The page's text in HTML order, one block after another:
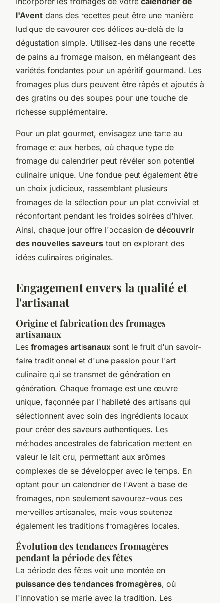
l'Avent dans des recettes peut être une manière
ludique de savourer ces délices au-delà de la
dégustation simple. Utilisez-les dans une recette
de pains au fromage maison, en mélangeant des
variétés fondantes pour un apéritif gourmand. Les
fromages plus durs peuvent être râpés et ajoutés à
des gratins ou des soupes pour une touche de
richesse supplémentaire.
Pour un plat gourmet, envisagez une tarte au
fromage et aux herbes, où chaque type de
fromage du calendrier peut révéler son potentiel
culinaire unique. Une fondue peut également être
un choix judicieux, rassemblant plusieurs
fromages de la sélection pour un plat convivial et
réconfortant pendant les froides soirées d'hiver.
Ainsi, chaque jour offre l'occasion de découvrir
des nouvelles saveurs tout en explorant des
idées culinaires originales.
Engagement envers la qualité et
l'artisanat
Origine et fabrication des fromages
artisanaux
Les fromages artisanaux sont le fruit d'un savoir-
faire traditionnel et d'une passion pour l'art
culinaire qui se transmet de génération en
génération. Chaque fromage est une œuvre
unique, façonnée par l'habileté des artisans qui
sélectionnent avec soin des ingrédients locaux
pour créer des saveurs authentiques. Les
méthodes ancestrales de fabrication mettent en
valeur le lait cru, permettant aux arômes
complexes de se développer avec le temps. En
optant pour un calendrier de l'Avent à base de
fromages, non seulement savourez-vous ces
merveilles artisanales, mais vous soutenez
également les traditions fromagères locales.
Évolution des tendances fromagères
pendant la période des fêtes
‌La période des fêtes voit une montée en
puissance des tendances fromagères, où
l'innovation se marie avec la tradition. Les